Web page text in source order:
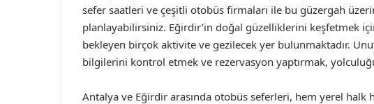
sefer saatleri ve çeşitli otobüs firmaları ile bu güzergah
planlayabilirsiniz. Eğirdir’in doğal güzelliklerini keşfetmek
bekleyen birçok aktivite ve gezilecek yer bulunmaktadır.
bilgilerini kontrol etmek ve rezervasyon yaptırmak,
Antalya ve Eğirdir arasında otobüs seferleri, hem yerel